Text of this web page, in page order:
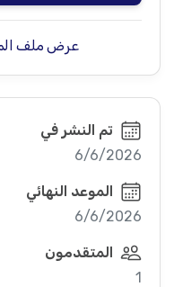
عرض ملف
تم النشر في
6/6/2026
الموعد النهائي
6/6/2026
المتقدمون
1